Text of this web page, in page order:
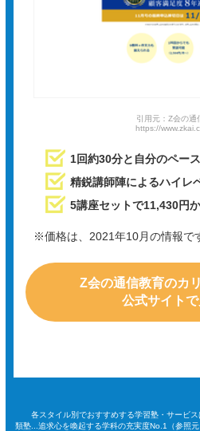
引用元：Z会の通
https://
1回約30分と自分のペー
精鋭講師陣によるハイレ
5講座セットで11,430円
※価格は、2021年10月の情報で
Z会の通信教育のカ
公式サイト
各スタイル別でおすすめする学習塾・サービ
類塾...追求心を喚起する学科の充実度No.1（参照